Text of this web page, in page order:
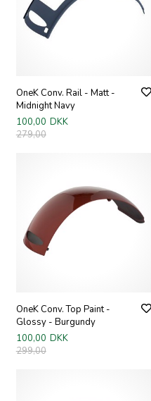
OneK Conv. Rail - Matt -
Midnight Navy
100,00 DKK
279,00
OneK Conv. Top Paint -
Glossy - Burgundy
100,00 DKK
299,00